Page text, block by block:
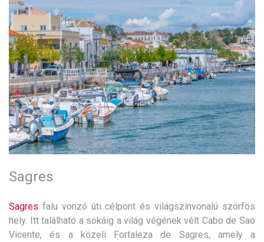
Sagres
Sagres falu vonzó úti célpont és világszínvonalú szörfös
hely. Itt található a sokáig a világ végének vélt Cabo de Sao
Vicente, és a közeli Fortaleza de Sagres, amely a